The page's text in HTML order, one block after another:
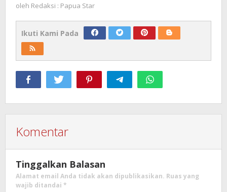
oleh Redaksi : Papua Star
Ikuti Kami Pada
Komentar
Tinggalkan Balasan
Alamat email Anda tidak akan dipublikasikan. Ruas yang
wajib ditandai *